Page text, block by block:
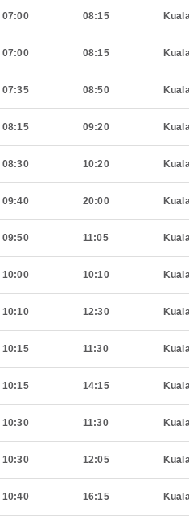
07:00 08:15
07:00 08:15
07:35 08:50
08:15 09:20
08:30 10:20
09:40 20:00
09:50 11:05
10:00 10:10
10:10 12:30
10:15 11:30
10:15 14:15
10:30 11:30
10:30 12:05
10:40 16:15